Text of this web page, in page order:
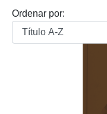
Ordenar por: